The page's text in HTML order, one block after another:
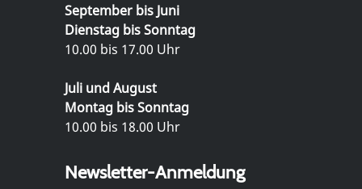
September bis Juni
Dienstag bis Sonntag
10.00 bis 17.00 Uhr
Juli und August
Montag bis Sonntag
10.00 bis 18.00 Uhr
Newsletter-Anmeldung